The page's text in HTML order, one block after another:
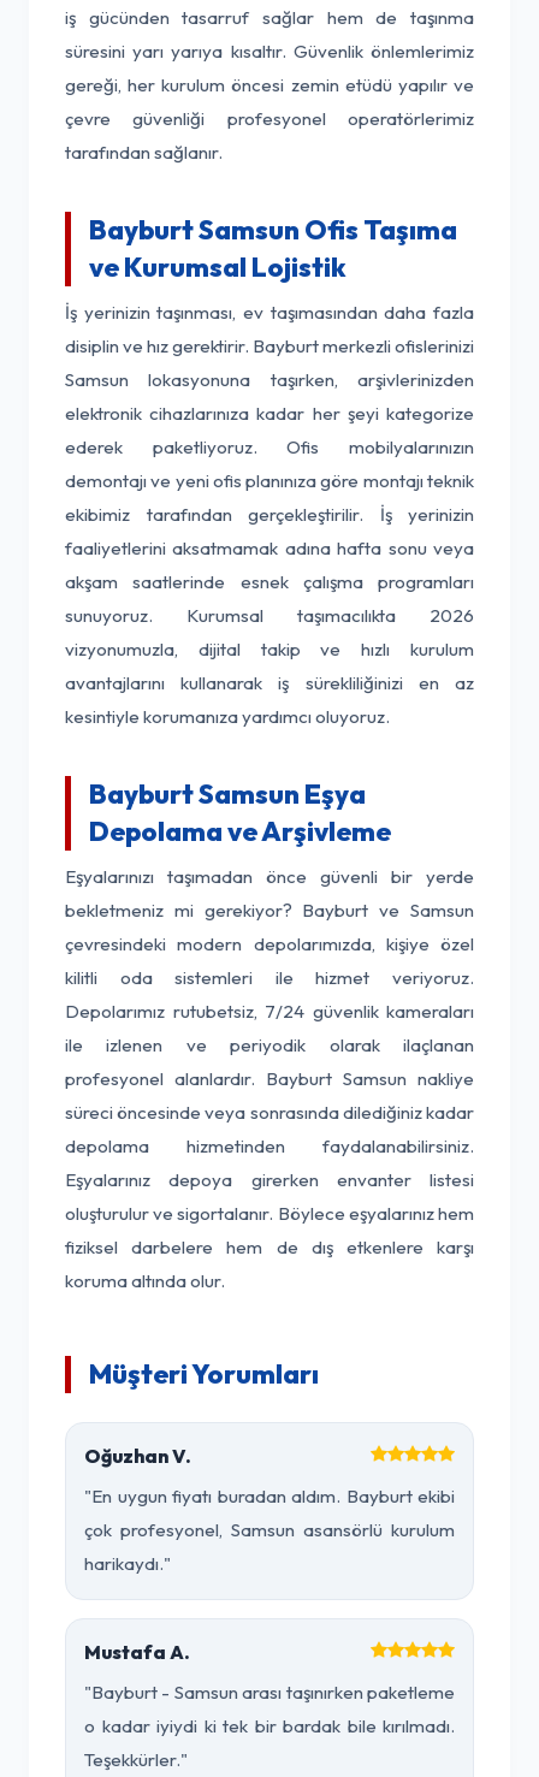
iş gücünden tasarruf sağlar hem de taşınma
süresini yarı yarıya kısaltır. Güvenlik önlemlerimiz
gereği, her kurulum öncesi zemin etüdü yapılır ve
çevre güvenliği profesyonel operatörlerimiz
tarafından sağlanır.
Bayburt Samsun Ofis Taşıma
ve Kurumsal Lojistik
İş yerinizin taşınması, ev taşımasından daha fazla
disiplin ve hız gerektirir. Bayburt merkezli ofislerinizi
Samsun lokasyonuna taşırken, arşivlerinizden
elektronik cihazlarınıza kadar her şeyi kategorize
ederek paketliyoruz. Ofis mobilyalarınızın
demontajı ve yeni ofis planınıza göre montajı teknik
ekibimiz tarafından gerçekleştirilir. İş yerinizin
faaliyetlerini aksatmamak adına hafta sonu veya
akşam saatlerinde esnek çalışma programları
sunuyoruz. Kurumsal taşımacılıkta 2026
vizyonumuzla, dijital takip ve hızlı kurulum
avantajlarını kullanarak iş sürekliliğinizi en az
kesintiyle korumanıza yardımcı oluyoruz.
Bayburt Samsun Eşya
Depolama ve Arşivleme
Eşyalarınızı taşımadan önce güvenli bir yerde
bekletmeniz mi gerekiyor? Bayburt ve Samsun
çevresindeki modern depolarımızda, kişiye özel
kilitli oda sistemleri ile hizmet veriyoruz.
Depolarımız rutubetsiz, 7/24 güvenlik kameraları
ile izlenen ve periyodik olarak ilaçlanan
profesyonel alanlardır. Bayburt Samsun nakliye
süreci öncesinde veya sonrasında dilediğiniz kadar
depolama hizmetinden faydalanabilirsiniz.
Eşyalarınız depoya girerken envanter listesi
oluşturulur ve sigortalanır. Böylece eşyalarınız hem
fiziksel darbelere hem de dış etkenlere karşı
koruma altında olur.
Müşteri Yorumları
Oğuzhan V.
"En uygun fiyatı buradan aldım. Bayburt ekibi
çok profesyonel, Samsun asansörlü kurulum
harikaydı."
Mustafa A.
"Bayburt - Samsun arası taşınırken paketleme
o kadar iyiydi ki tek bir bardak bile kırılmadı.
Teşekkürler."